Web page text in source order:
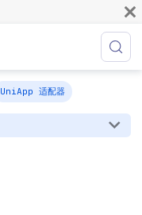
UniApp 适配器